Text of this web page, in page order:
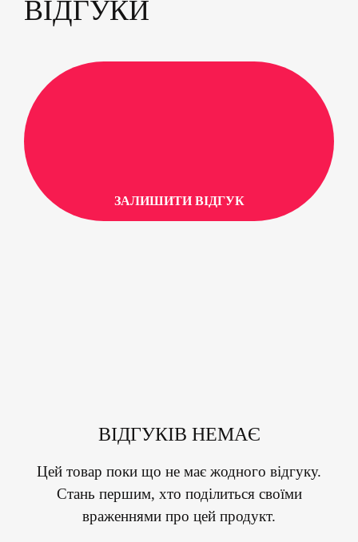
ВІДГУКИ
ЗАЛИШИТИ ВІДГУК
ВІДГУКІВ НЕМАЄ
Цей товар поки що не має жодного відгуку.
Стань першим, хто поділиться своїми
враженнями про цей продукт.